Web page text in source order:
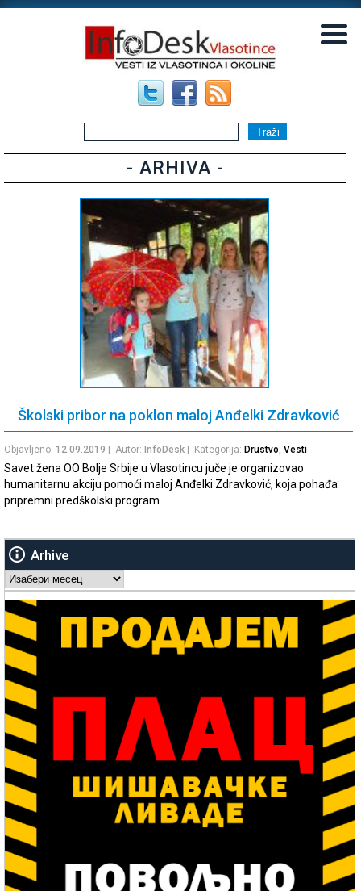
- ARHIVA -
Školski pribor na poklon maloj Anđelki Zdravković
Objavljeno: 12.09.2019 | Autor: InfoDesk | Kategorija: Drustvo, Vesti
Savet žena OO Bolje Srbije u Vlasotincu juče je organizovao
humanitarnu akciju pomoći maloj Anđelki Zdravković, koja pohađa
pripremni predškolski program.
Arhive
Arhive